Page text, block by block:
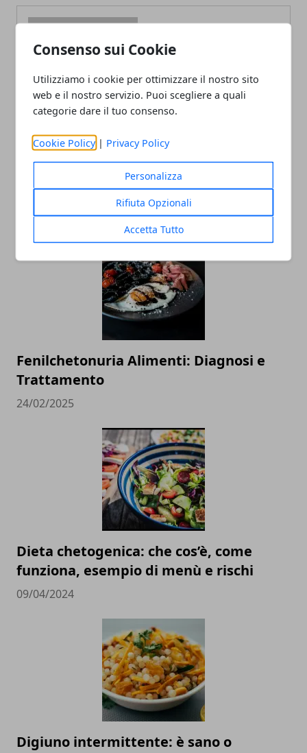
Consenso sui Cookie
Utilizziamo i cookie per ottimizzare il nostro sito
web e il nostro servizio. Puoi scegliere a quali
categorie dare il tuo consenso.
Cookie Policy | Privacy Policy
Personalizza
Rifiuta Opzionali
Accetta Tutto
Redazione
ARTICOLI CORRELATI
Fenilchetonuria Alimenti: Diagnosi e
Trattamento
24/02/2025
Dieta chetogenica: che cos’è, come
funziona, esempio di menù e rischi
09/04/2024
Digiuno intermittente: è sano o